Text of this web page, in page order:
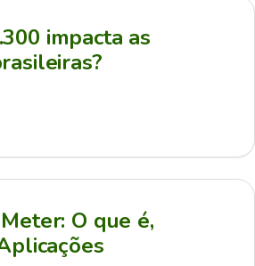
impacta as
O que é,